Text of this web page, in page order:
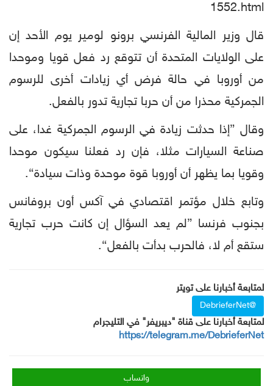
1552.html
قال وزير المالية الفرنسي برونو لومير يوم الأحد إن
على الولايات المتحدة أن تتوقع رد فعل قويا وموحدا
من أوروبا في حالة فرض أي زيادات أخرى للرسوم
الجمركية محذرا من أن حربا تجارية تدور بالفعل.
وقال ”إذا حدثت زيادة في الرسوم الجمركية غدا، على
صناعة السيارات مثلا، فإن رد فعلنا سيكون موحدا
وقويا بما يظهر أن أوروبا قوة موحدة وذات سيادة“.
وتابع خلال مؤتمر اقتصادي في آكس أون بروفانس
بجنوب فرنسا ”لم يعد السؤال إن كانت حرب تجارية
ستقع أم لا، فالحرب بدأت بالفعل“.
لمتابعة أخبارنا على تويتر
@DebrieferNet
لمتابعة أخبارنا على قناة "ديبريفر" في التليجرام
https://telegram.me/DebrieferNet
واتساب